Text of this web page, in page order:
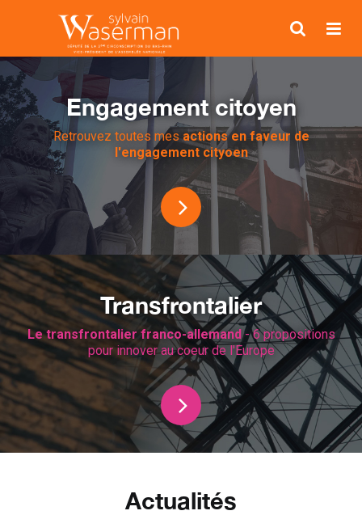
Engagement citoyen
Retrouvez toutes mesactions en faveur de
l'engagement cityoen
Transfrontalier
Le transfrontalier franco-allemand- 6 propositions
pour innover au coeur de l'Europe
Actualités